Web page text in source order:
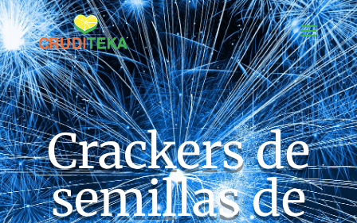
Crackers de
semillas de